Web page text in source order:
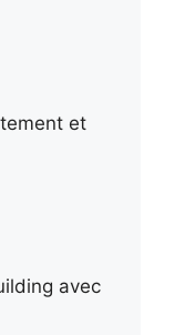
et
avec